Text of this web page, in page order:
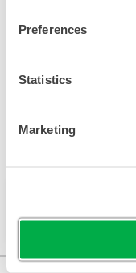
Preferences
Statistics
Marketing
此产品通常不在